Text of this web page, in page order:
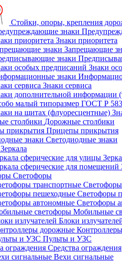
Стойки, опоры, крепления
Знаки приоритета
Запрещающие
Знаки
Знаки сервиса
Дорожные столбики
Прицепы прикрытия
Светодиодные знаки
Зеркала
Светофоры
Светофоры
Светофоры
Мобильные
Блоки
Пульты и УЗС
Средства ограждения
Вехи сигнальные